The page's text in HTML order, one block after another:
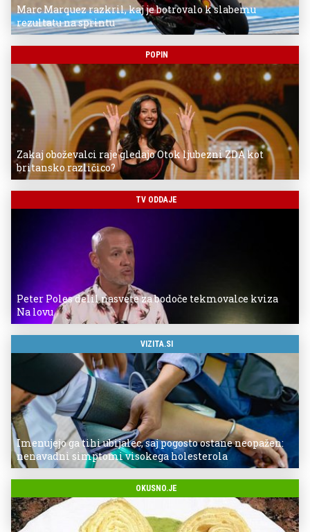
Marc Marquez razkril, kaj je botrovalo k slabemu
rezultatu na sprintu
POPIN
Zakaj oboževalci raje gledajo Otok ljubezni ZDA kot
britansko različico?
TV ODDAJE
Peter Poles delil nasvete za bodoče tekmovalce kviza
Na lovu
VIZITA.SI
Imenujejo ga tihi ubijalec, saj pogosto ostane neopažen:
nenavadni simptomi visokega holesterola
OKUSNO.JE